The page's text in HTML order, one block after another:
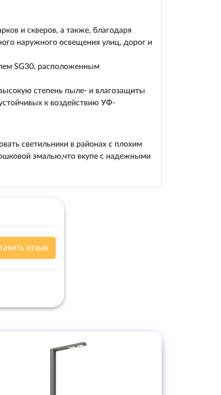
и скверов, а также, благодаря
наружного освещения улиц, дорог и
SG30, расположенным
степень пыле- и влагозащиты
к воздействию УФ-
светильники в районах с плохим
эмалью,что вкупе с надежными
отзыв